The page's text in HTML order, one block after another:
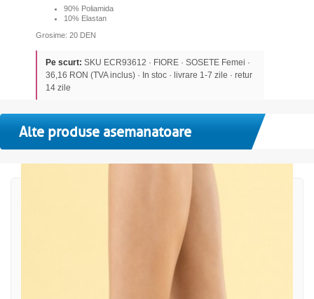
90% Poliamida
10% Elastan
Grosime: 20 DEN
Pe scurt: SKU ECR93612 · FIORE · SOSETE Femei ·
36,16 RON (TVA inclus) · In stoc · livrare 1-7 zile · retur
14 zile
Alte produse asemanatoare